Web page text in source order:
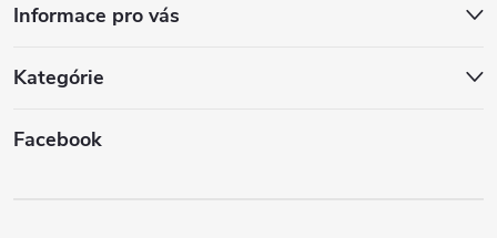
Informace pro vás
Kategórie
Facebook